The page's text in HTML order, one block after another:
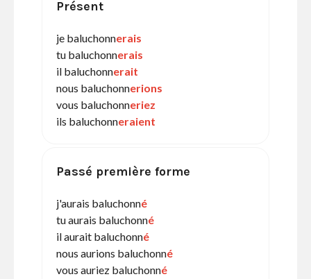
Présent
je baluchonnerais
tu baluchonnerais
il baluchonnerait
nous baluchonnerions
vous baluchonneriez
ils baluchonneraient
Passé première forme
j'aurais baluchonné
tu aurais baluchonné
il aurait baluchonné
nous aurions baluchonné
vous auriez baluchonné